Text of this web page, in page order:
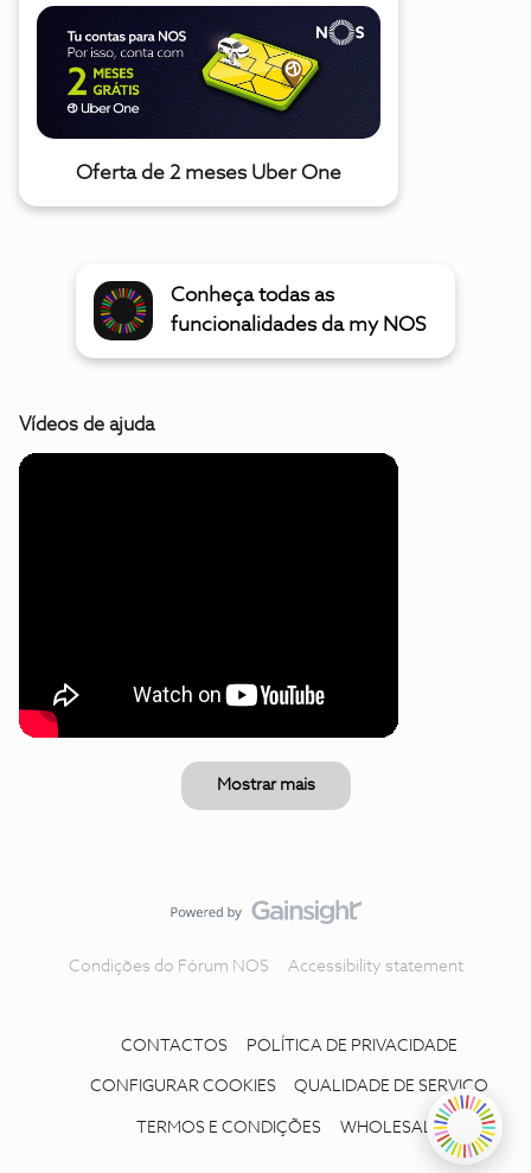
Oferta de 2 meses Uber One
Conheça todas as
funcionalidades da my NOS
Vídeos de ajuda
Mostrar mais
Condições do Fórum NOS Accessibility statement
CONTACTOS POLÍTICA DE PRIVACIDADE
CONFIGURAR COOKIES QUALIDADE DE SERVIÇO
TERMOS E CONDIÇÕES WHOLESALE